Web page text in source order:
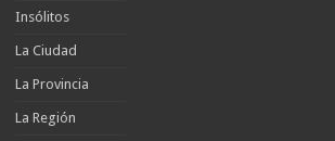
Insólitos
La Ciudad
La Provincia
La Región